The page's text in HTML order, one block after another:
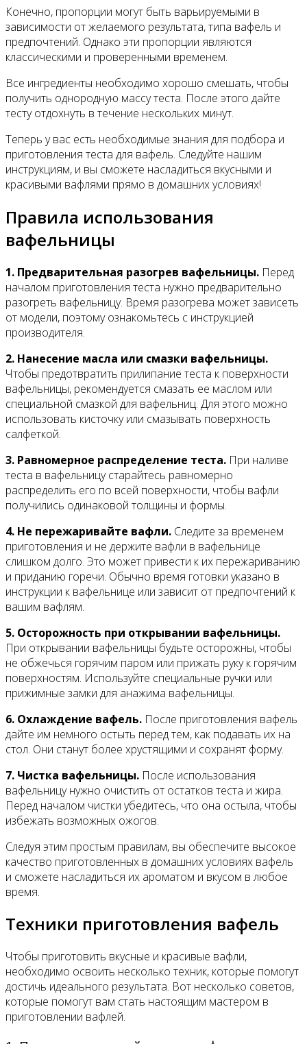
Конечно, пропорции могут быть варьируемыми в
зависимости от желаемого результата, типа вафель и
предпочтений. Однако эти пропорции являются
классическими и проверенными временем.
Все ингредиенты необходимо хорошо смешать, чтобы
получить однородную массу теста. После этого дайте
тесту отдохнуть в течение нескольких минут.
Теперь у вас есть необходимые знания для подбора и
приготовления теста для вафель. Следуйте нашим
инструкциям, и вы сможете насладиться вкусными и
красивыми вафлями прямо в домашних условиях!
Правила использования
вафельницы
1. Предварительная разогрев вафельницы. Перед
началом приготовления теста нужно предварительно
разогреть вафельницу. Время разогрева может зависеть
от модели, поэтому ознакомьтесь с инструкцией
производителя.
2. Нанесение масла или смазки вафельницы.
Чтобы предотвратить прилипание теста к поверхности
вафельницы, рекомендуется смазать ее маслом или
специальной смазкой для вафельниц. Для этого можно
использовать кисточку или смазывать поверхность
салфеткой.
3. Равномерное распределение теста. При наливе
теста в вафельницу старайтесь равномерно
распределить его по всей поверхности, чтобы вафли
получились одинаковой толщины и формы.
4. Не пережаривайте вафли. Следите за временем
приготовления и не держите вафли в вафельнице
слишком долго. Это может привести к их пережариванию
и приданию горечи. Обычно время готовки указано в
инструкции к вафельнице или зависит от предпочтений к
вашим вафлям.
5. Осторожность при открывании вафельницы.
При открывании вафельницы будьте осторожны, чтобы
не обжечься горячим паром или прижать руку к горячим
поверхностям. Используйте специальные ручки или
прижимные замки для aнажима вафельницы.
6. Охлаждение вафель. После приготовления вафель
дайте им немного остыть перед тем, как подавать их на
стол. Они станут более хрустящими и сохранят форму.
7. Чистка вафельницы. После использования
вафельницу нужно очистить от остатков теста и жира.
Перед началом чистки убедитесь, что она остыла, чтобы
избежать возможных ожогов.
Следуя этим простым правилам, вы обеспечите высокое
качество приготовленных в домашних условиях вафель
и сможете насладиться их ароматом и вкусом в любое
время.
Техники приготовления вафель
Чтобы приготовить вкусные и красивые вафли,
необходимо освоить несколько техник, которые помогут
достичь идеального результата. Вот несколько советов,
которые помогут вам стать настоящим мастером в
приготовлении вафлей.